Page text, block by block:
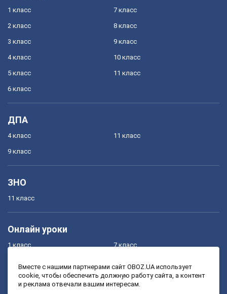
1 класс
2 класс
3 класс
4 класс
5 класс
6 класс
7 класс
8 класс
9 класс
10 класс
11 класс
ДПА
4 класс
9 класс
11 класс
ЗНО
11 класс
Онлайн уроки
1 класс
3 класс
7 класс
9 класс
Вместе с нашими партнерами сайт OBOZ.UA использует
cookie, чтобы обеспечить должную работу сайта, а контент
и реклама отвечали вашим интересам.